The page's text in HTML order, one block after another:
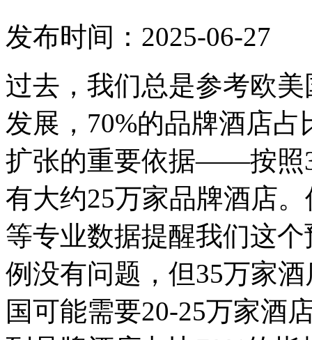
发布时间：2025-06-27
过去，我们总是参考欧
发展，70%的品牌酒店
扩张的重要依据——按照
有大约25万家品牌酒店
等专业数据提醒我们这
例没有问题，但35万家
国可能需要20-25万家酒